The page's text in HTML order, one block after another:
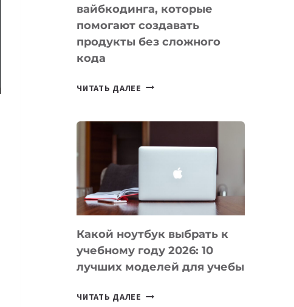
вайбкодинга, которые
помогают создавать
продукты без сложного
кода
ЧИТАТЬ ДАЛЕЕ
КОТОРЫЕ
СОЗДАВАТЬ
БЕЗ
КОДА
Какой ноутбук выбрать к
учебному году 2026: 10
лучших моделей для учебы
ЧИТАТЬ ДАЛЕЕ КАКОЙ